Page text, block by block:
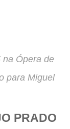
Ópera de
para Miguel
PRADO